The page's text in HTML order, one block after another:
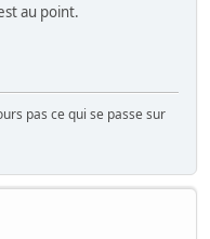
au point.
pas ce qui se passe sur